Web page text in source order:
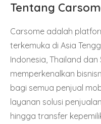
Tentang
Carsome adalah
terkemuka di Asia
Indonesia, Thailand
memperkenalkan
bagi semua penjual
layanan solusi
hingga transfer